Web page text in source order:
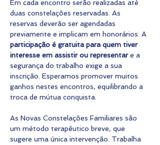
Em cada encontro serão realizadas até
duas constelações reservadas. As
reservas deverão ser agendadas
previamente e implicam em honorários. A
participação é gratuita para quem tiver
interesse em assistir ou representar e a
segurança do trabalho exige a sua
inscrição. Esperamos promover muitos
ganhos nestes encontros, equilibrando a
troca de mútua conquista.
As Novas Constelações Familiares são
um método terapêutico breve, que
sugere uma única intervenção. Trabalha